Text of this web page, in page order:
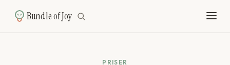
Bundle of Joy
PRISER